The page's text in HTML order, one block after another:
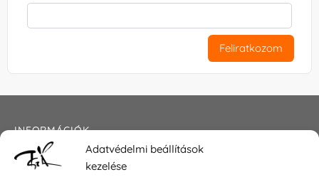
Adatvédelmi beállítások
kezelése
Feliratkozom
INFORMÁCIÓK
Általános szerződési feltételek